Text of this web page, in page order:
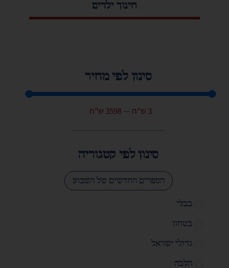
חינוך ילדים
סינון לפי מחיר
3 ש"ח —
3598 ש"ח
סינון לפי קטגוריה
הספרים החדשים של השבוע
בבלי
בטחון
גדולי ישראל
הלכה